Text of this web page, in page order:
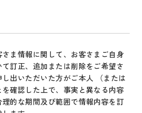
ま情報に関して、お客さまご自身
訂正、追加または削除をご希望さ
出いただいた方がご本人 （または
確認した上で、事実と異なる内容
的な期間及び範囲で情報内容を訂